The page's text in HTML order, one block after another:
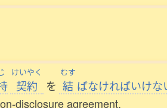
けいやく
契約 を
むす
結 ばなければいけな
disclosure agreement.